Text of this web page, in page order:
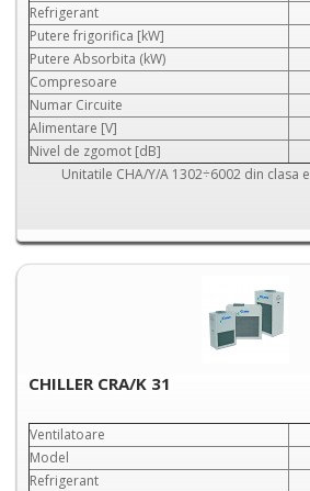
Refrigerant
Putere frigorifica [kW]
Putere Absorbita (kW)
Compresoare
Numar Circuite
Alimentare [V]
Nivel de zgomot [dB]
Unitatile CHA/Y/A 1302÷6002 din clasa
CHILLER CRA/K 31
Ventilatoare
Model
Refrigerant